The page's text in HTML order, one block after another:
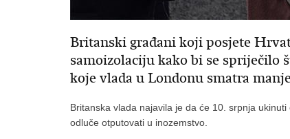
Britanski građani koji posjete
samoizolaciju kako bi se spriječilo
koje vlada u Londonu smatra
Britanska vlada najavila je da će 10. srpnja
odluče otputovati u inozemstvo.